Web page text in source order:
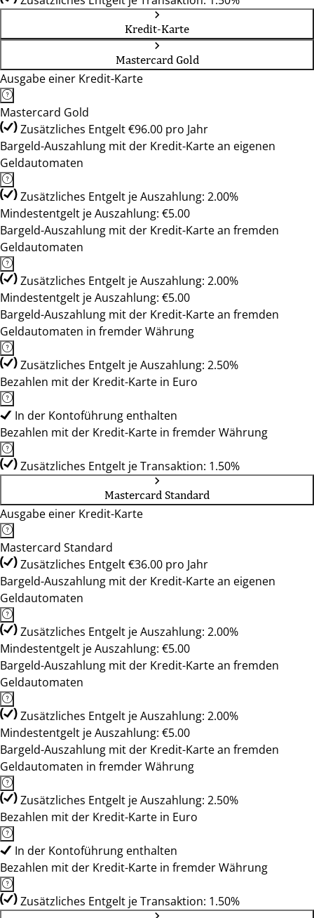
Kredit-Karte
Mastercard Gold
Ausgabe einer Kredit-Karte
Mastercard Gold
Zusätzliches Entgelt €96.00 pro Jahr
Bargeld-Auszahlung mit der Kredit-Karte an eigenen
Geldautomaten
Zusätzliches Entgelt je Auszahlung: 2.00%
Mindestentgelt je Auszahlung: €5.00
Bargeld-Auszahlung mit der Kredit-Karte an fremden
Geldautomaten
Zusätzliches Entgelt je Auszahlung: 2.00%
Mindestentgelt je Auszahlung: €5.00
Bargeld-Auszahlung mit der Kredit-Karte an fremden
Geldautomaten in fremder Währung
Zusätzliches Entgelt je Auszahlung: 2.50%
Bezahlen mit der Kredit-Karte in Euro
In der Kontoführung enthalten
Bezahlen mit der Kredit-Karte in fremder Währung
Zusätzliches Entgelt je Transaktion: 1.50%
Mastercard Standard
Ausgabe einer Kredit-Karte
Mastercard Standard
Zusätzliches Entgelt €36.00 pro Jahr
Bargeld-Auszahlung mit der Kredit-Karte an eigenen
Geldautomaten
Zusätzliches Entgelt je Auszahlung: 2.00%
Mindestentgelt je Auszahlung: €5.00
Bargeld-Auszahlung mit der Kredit-Karte an fremden
Geldautomaten
Zusätzliches Entgelt je Auszahlung: 2.00%
Mindestentgelt je Auszahlung: €5.00
Bargeld-Auszahlung mit der Kredit-Karte an fremden
Geldautomaten in fremder Währung
Zusätzliches Entgelt je Auszahlung: 2.50%
Bezahlen mit der Kredit-Karte in Euro
In der Kontoführung enthalten
Bezahlen mit der Kredit-Karte in fremder Währung
Zusätzliches Entgelt je Transaktion: 1.50%